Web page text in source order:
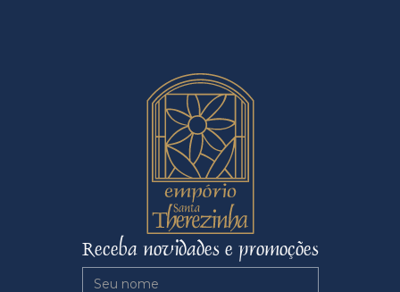
Receba novidades e promoções